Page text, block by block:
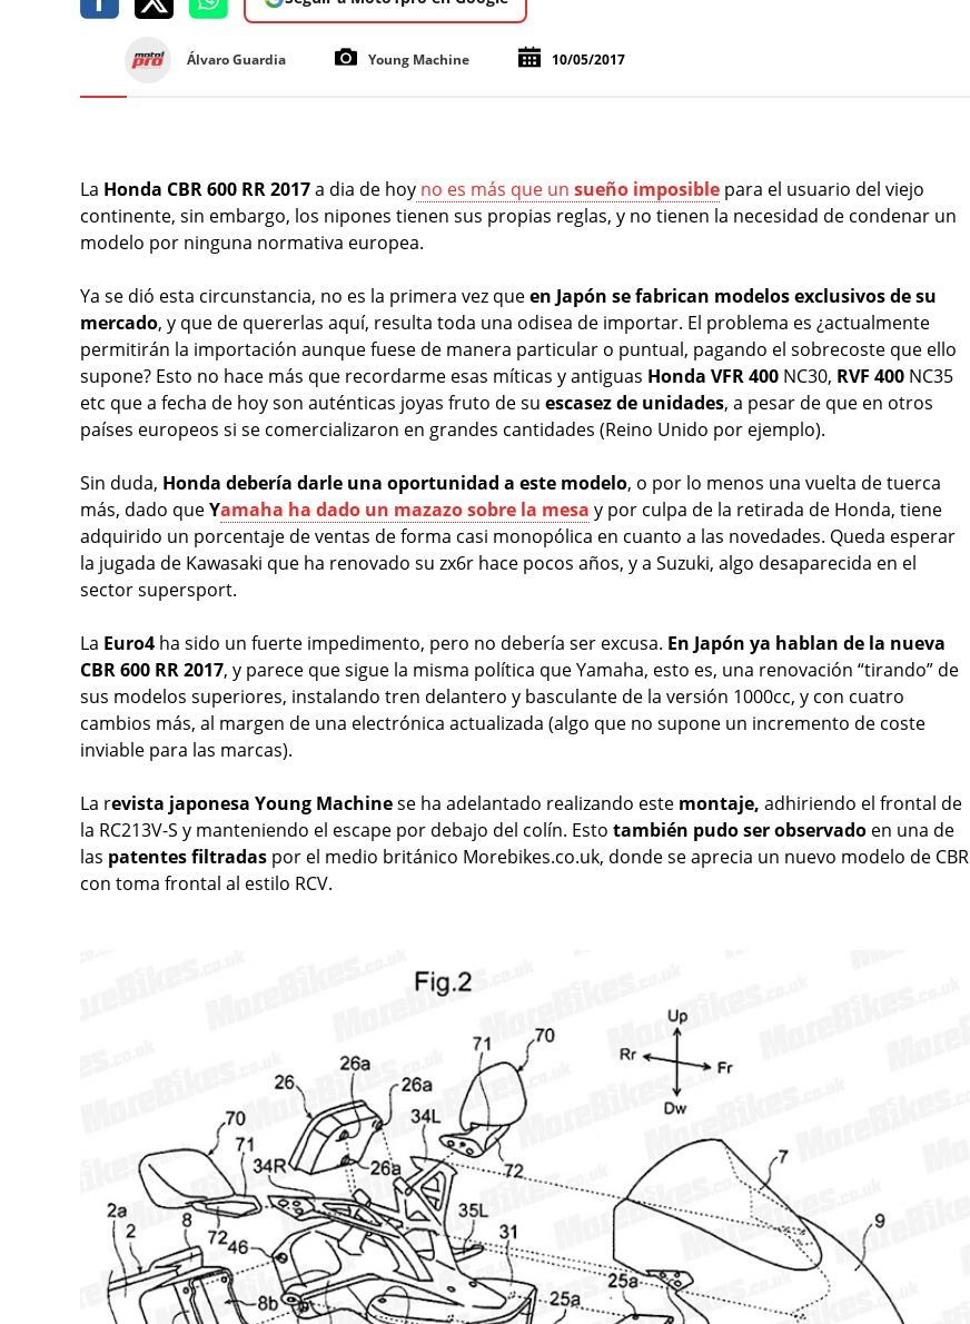
Álvaro Guardia Young Machine 10/05/2017
La Honda CBR 600 RR 2017a dia de hoy no es más que un sueño imposible para el usuario del viejo
continente, sin embargo, los nipones tienen sus propias reglas, y no tienen la necesidad de condenar un
modelo por ninguna normativa europea.
Ya se dió esta circunstancia, no es la primera vez queen Japón se fabrican modelos exclusivos de su
mercado, y que de quererlas aquí, resulta toda una odisea de importar. El problema es ¿actualmente
permitirán la importación aunque fuese de manera particular o puntual, pagando el sobrecoste que ello
supone? Esto no hace más que recordarme esas míticas y antiguas Honda VFR 400 NC30, RVF 400 NC35
etc que a fecha de hoy son auténticas joyas fruto de su escasez de unidades, a pesar de que en otros
países europeos si se comercializaron en grandes cantidades (Reino Unido por ejemplo).
Sin duda, Honda debería darle una oportunidad a este modelo, o por lo menos una vuelta de tuerca
más, dado queYamaha ha dado un mazazo sobre la mesa y por culpa de la retirada de Honda, tiene
adquirido un porcentaje de ventas de forma casi monopólica en cuanto a las novedades. Queda esperar
la jugada de Kawasaki que ha renovado su zx6r hace pocos años, y a Suzuki, algo desaparecida en el
sector supersport.
La Euro4 ha sido un fuerte impedimento, pero no debería ser excusa. En Japón ya hablan de la nueva
CBR 600 RR 2017, y parece que sigue la misma política que Yamaha, esto es, una renovación “tirando” de
sus modelos superiores, instalando tren delantero y basculante de la versión 1000cc, y con cuatro
cambios más, al margen de una electrónica actualizada (algo que no supone un incremento de coste
inviable para las marcas).
La revista japonesa Young Machinese ha adelantado realizando este montaje, adhiriendo el frontal de
la RC213V-S y manteniendo el escape por debajo del colín. Esto también pudo ser observado en una de
las patentes filtradas por el medio británico Morebikes.co.uk, donde se aprecia un nuevo modelo de CBR
con toma frontal al estilo RCV.